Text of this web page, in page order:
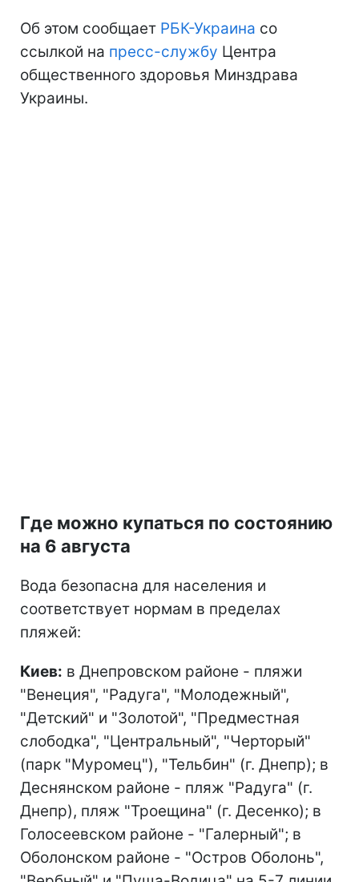
Об этом сообщает РБК-Украина со
ссылкой на пресс-службу Центра
общественного здоровья Минздрава
Украины.
Где можно купаться по состоянию
на 6 августа
Вода безопасна для населения и
соответствует нормам в пределах
пляжей:
Киев: в Днепровском районе - пляжи
"Венеция", "Радуга", "Молодежный",
"Детский" и "Золотой", "Предместная
слободка", "Центральный", "Черторый"
(парк "Муромец"), "Тельбин" (г. Днепр); в
Деснянском районе - пляж "Радуга" (г.
Днепр), пляж "Троещина" (г. Десенко); в
Голосеевском районе - "Галерный"; в
Оболонском районе - "Остров Оболонь",